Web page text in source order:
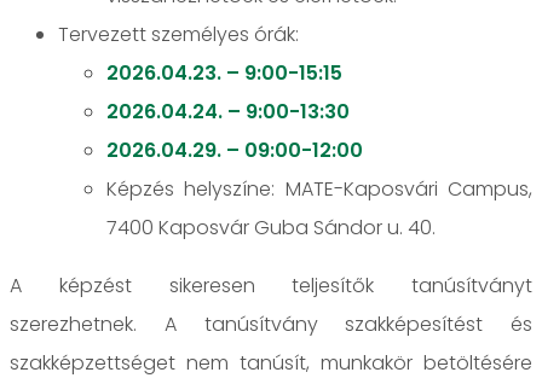
Tervezett személyes órák:
2026.04.23. – 9:00-15:15
2026.04.24. – 9:00-13:30
2026.04.29. – 09:00-12:00
Képzés helyszíne: MATE-Kaposvári Campus,
7400 Kaposvár Guba Sándor u. 40.
A képzést sikeresen teljesítők tanúsítványt
szerezhetnek. A tanúsítvány szakképesítést és
szakképzettséget nem tanúsít, munkakör betöltésére